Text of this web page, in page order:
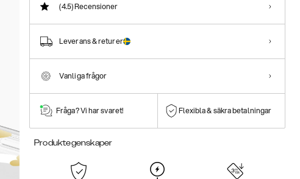
(4.5)Recensioner
Leverans & returer
Vanliga frågor
Fråga? Vi har svaret! Flexibla & säkra betalningar
Produktegenskaper